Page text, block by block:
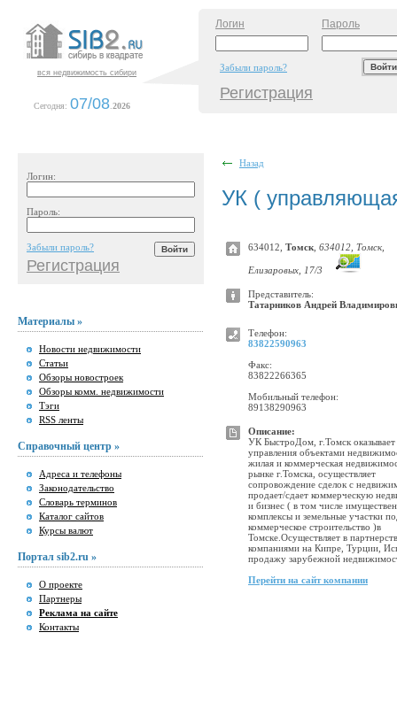
вся недвижимость сибири
Сегодня: 07/08 2026
Логин Пароль
Забыли пароль?
Регистрация
Логин:
Пароль:
Забыли пароль?
Регистрация
Материалы »
Новости недвижимости
Статьи
Обзоры новостроек
Обзоры комм. недвижимости
Тэги
RSS ленты
Справочный центр »
Адреса и телефоны
Законодательство
Словарь терминов
Каталог сайтов
Курсы валют
Портал sib2.ru »
О проекте
Партнеры
Реклама на сайте
Контакты
Назад
УК (
634012, Томск 634012, Томск,
Елизаровых, 17/3
Представитель:
Татарников Андрей
Телефон:
83822590963
Факс:
83822266365
Мобильный телефон:
89138290963
Описание:
УК БыстроДом, г.Томск оказывает
управления объектами
жилая и коммерческая
рынке г.Томска, осуществляет
сопровождение сделок с
продает/сдает коммерческую
и бизнес ( в том числе
комплексы и земельные участки
коммерческое строительство )в
Томске.Осуществляет в
компаниями на Кипре, Турции,
продажу зарубежной
Перейти на сайт компании